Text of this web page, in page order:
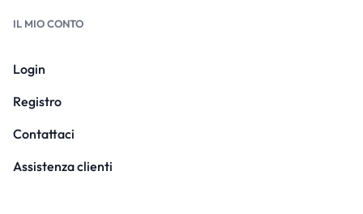
IL MIO CONTO
Login
Registro
Contattaci
Assistenza clienti